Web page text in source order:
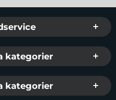
och länkar
kategorier
kategorier